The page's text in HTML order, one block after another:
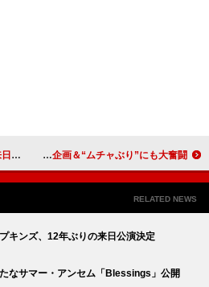
催 Travis Japan冠番組が文化放送でオンエア、ラジオの王道企画＆“ムチャぶり”にも大奮闘
RELATED NEWS
キンズ、12年ぶりの来日公演決定
なサマー・アンセム「Blessings」公開